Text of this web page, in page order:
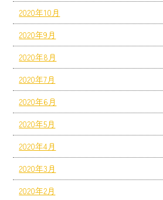
2020年10月
2020年9月
2020年8月
2020年7月
2020年6月
2020年5月
2020年4月
2020年3月
2020年2月